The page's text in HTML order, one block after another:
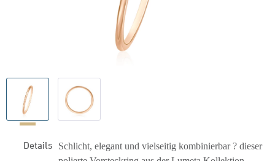
Details
Schlicht, elegant und vielseitig kombinierbar ? dieser